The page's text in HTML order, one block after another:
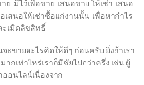
ย มีไว้เพื่อขาย เสนอขาย ให้เช่า เสนอ
เสนอให้เช่าซื้อแก่งานนั้น เพื่อหากำไร
ะเมิดลิขสิทธิ์
ายอะไรคิดให้ดีๆ ก่อนครับ ยิ่งถ้าเรา
ากเท่าไหร่เราก็มีชัยไปกว่าครึ่ง เช่น ผู้
อนไลน์เนื่องจาก